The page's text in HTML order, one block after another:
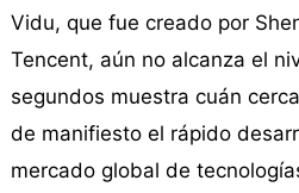
Vidu, que fue creado por
Tencent, aún no alcanza el
segundos muestra cuán
de manifiesto el rápido
mercado global de